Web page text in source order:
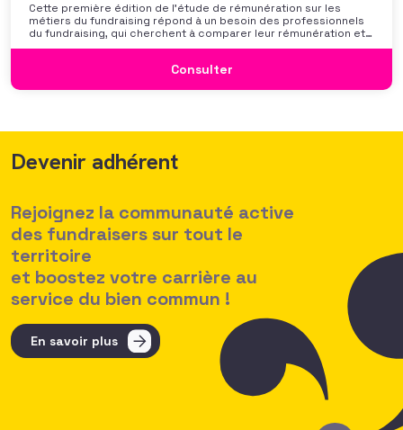
Cette première édition de l’étude de rémunération sur les
métiers du fundraising répond à un besoin des professionnels
du fundraising, qui cherchent à comparer leur rémunération et à
se positionner. Elle répond également à une préoccupation
des politiques salariales comme un enjeu majeur,
Consulter
Devenir adhérent
Rejoignez la communauté active
des fundraisers sur tout le
territoire
et boostez votre carrière au
service du bien commun !
En savoir plus